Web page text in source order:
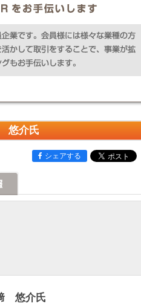
悠介氏
シェアする
悠介氏